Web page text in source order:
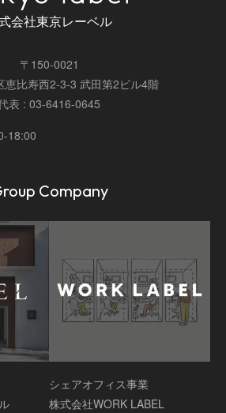
会社東京レーベル
〒150-0021
恵比寿西2-3-3 武田第2ビル4階
表 : 03-6416-0645
18:00
Company
シェアオフィス事業
株式会社WORK LABEL